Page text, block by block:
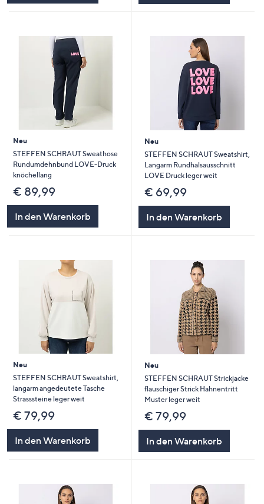
Neu
STEFFEN SCHRAUT Sweathose
Rundumdehnbund LOVE-Druck
knöchellang
€ 89,99
In den Warenkorb
Neu
STEFFEN SCHRAUT Sweatshirt,
Langarm Rundhalsausschnitt
LOVE Druck leger weit
€ 69,99
In den Warenkorb
Neu
STEFFEN SCHRAUT Sweatshirt,
langarm angedeutete Tasche
Strasssteine leger weit
€ 79,99
In den Warenkorb
Neu
STEFFEN SCHRAUT Strickjacke
flauschiger Strick Hahnentritt
Muster leger weit
€ 79,99
In den Warenkorb